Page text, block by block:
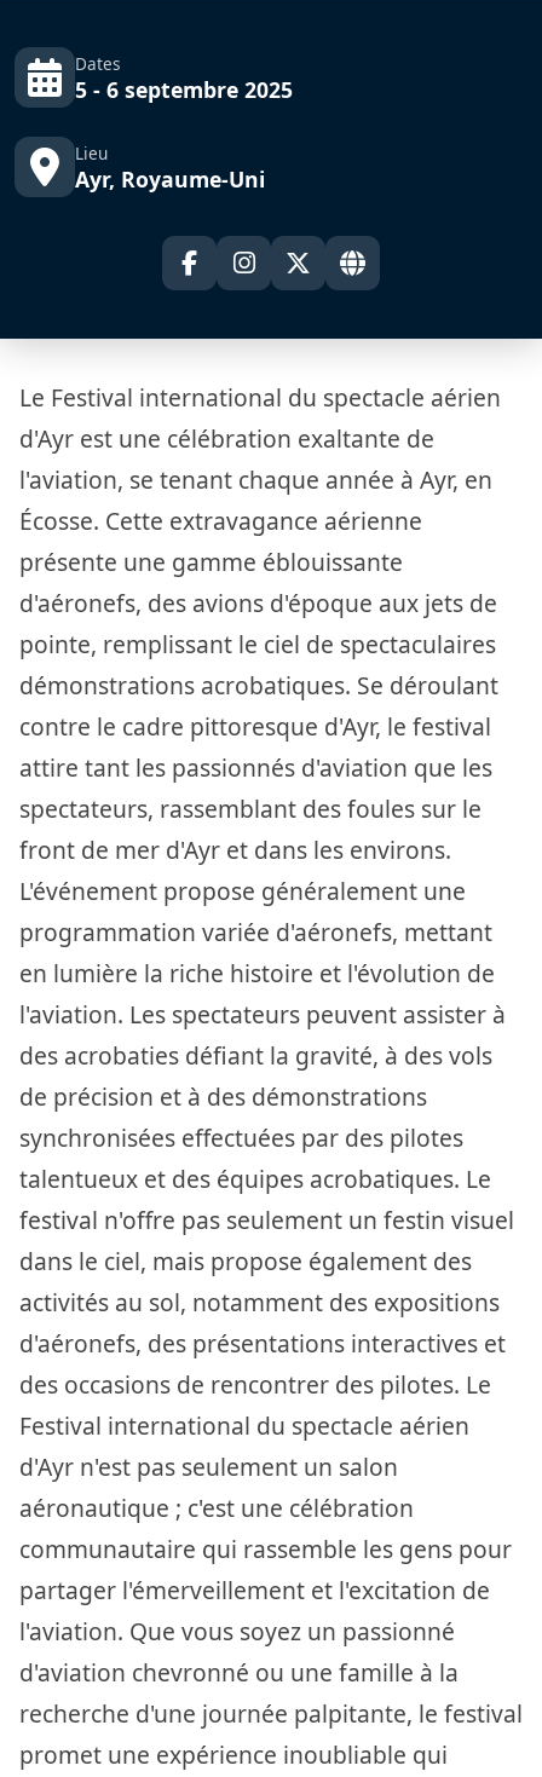
Dates
5 - 6 septembre 2025
Lieu
Ayr, Royaume-Uni
Le Festival international du spectacle aérien
d'Ayr est une célébration exaltante de
l'aviation, se tenant chaque année à Ayr, en
Écosse. Cette extravagance aérienne
présente une gamme éblouissante
d'aéronefs, des avions d'époque aux jets de
pointe, remplissant le ciel de spectaculaires
démonstrations acrobatiques. Se déroulant
contre le cadre pittoresque d'Ayr, le festival
attire tant les passionnés d'aviation que les
spectateurs, rassemblant des foules sur le
front de mer d'Ayr et dans les environs.
L'événement propose généralement une
programmation variée d'aéronefs, mettant
en lumière la riche histoire et l'évolution de
l'aviation. Les spectateurs peuvent assister à
des acrobaties défiant la gravité, à des vols
de précision et à des démonstrations
synchronisées effectuées par des pilotes
talentueux et des équipes acrobatiques. Le
festival n'offre pas seulement un festin visuel
dans le ciel, mais propose également des
activités au sol, notamment des expositions
d'aéronefs, des présentations interactives et
des occasions de rencontrer des pilotes. Le
Festival international du spectacle aérien
d'Ayr n'est pas seulement un salon
aéronautique ; c'est une célébration
communautaire qui rassemble les gens pour
partager l'émerveillement et l'excitation de
l'aviation. Que vous soyez un passionné
d'aviation chevronné ou une famille à la
recherche d'une journée palpitante, le festival
promet une expérience inoubliable qui